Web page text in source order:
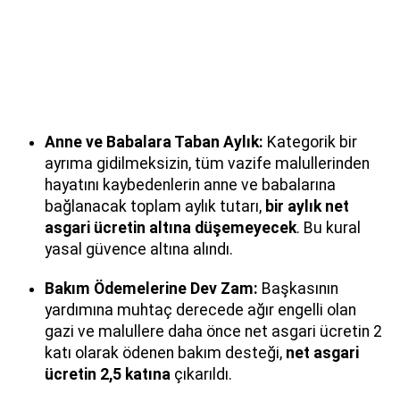
Anne ve Babalara Taban Aylık: Kategorik bir
ayrıma gidilmeksizin, tüm vazife malullerinden
hayatını kaybedenlerin anne ve babalarına
bağlanacak toplam aylık tutarı, bir aylık net
asgari ücretin altına düşemeyecek. Bu kural
yasal güvence altına alındı.
Bakım Ödemelerine Dev Zam: Başkasının
yardımına muhtaç derecede ağır engelli olan
gazi ve malullere daha önce net asgari ücretin 2
katı olarak ödenen bakım desteği, net asgari
ücretin 2,5 katına çıkarıldı.